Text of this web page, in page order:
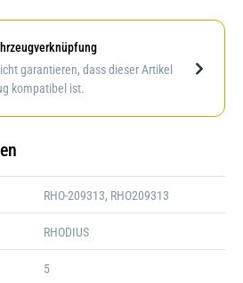
kann abweichen
garantieren, dass dieser Artikel
kompatibel ist.
RHO-209313, RHO209313
RHODIUS
5